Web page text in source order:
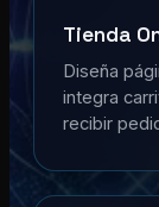
Tienda
Diseña
integra
recibir